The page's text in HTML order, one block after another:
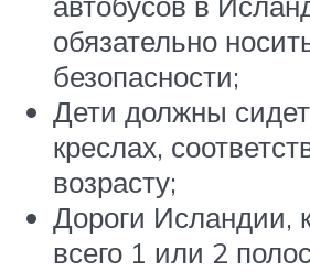
обязательно
безопасности;
Дети должны
креслах,
возрасту;
Дороги Исландии,
всего 1 или 2